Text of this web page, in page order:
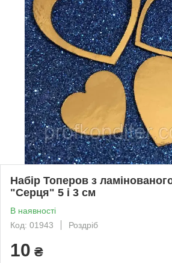
Набір Топеров з
"Серця" 5 і 3 см
В наявності
Код: 01943
Роздріб
10 ₴